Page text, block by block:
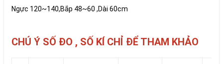
Ngực 120~140,Bắp 48~60 ,Dài 60cm
CHÚ Ý SỐ ĐO , SỐ KÍ CHỈ ĐỂ THAM KHẢO